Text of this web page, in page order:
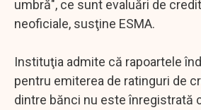
umbră", ce sunt evaluări de
neoficiale, susţine ESMA.
Instituţia admite că rapoartele
pentru emiterea de ratinguri de
dintre bănci nu este înregistrată